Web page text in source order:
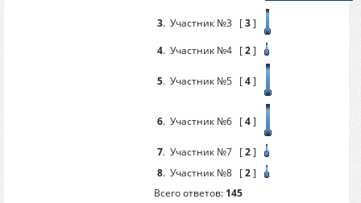
3. Участник №3 [3]
4. Участник №4 [2]
5. Участник №5 [4]
6. Участник №6 [4]
7. Участник №7 [2]
8. Участник №8 [2]
Всего ответов: 145